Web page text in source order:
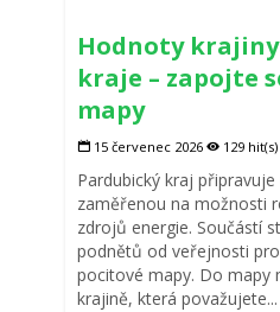
Hodnoty
kraje – zapojte
mapy
15 červenec 2026 129 hit(s)
Pardubický kraj
zaměřenou na možnosti
zdrojů energie. Součástí
podnětů od veřejnosti
pocitové mapy. Do mapy
krajině, která považujete...